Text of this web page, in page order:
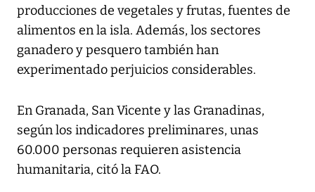
producciones de vegetales y frutas, fuentes de
alimentos en la isla. Además, los sectores
ganadero y pesquero también han
experimentado perjuicios considerables.
En Granada, San Vicente y las Granadinas,
según los indicadores preliminares, unas
60.000 personas requieren asistencia
humanitaria, citó la FAO.